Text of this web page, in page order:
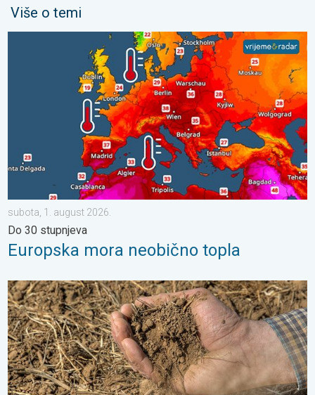
Više o temi
Europska mora neobično topla. Do 30 stupnjeva. . . subota,
subota, 1. august 2026.
Do 30 stupnjeva
Europska mora neobično topla
Toplina isušuje tlo sve većom brzinom. Nove studije. . .